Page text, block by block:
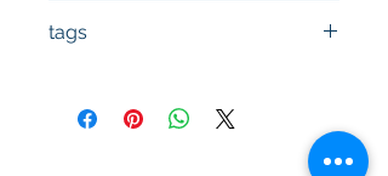
tags
#Κυλινδροκεφαλή #Κεφαλάρι
#TPTOPLINE